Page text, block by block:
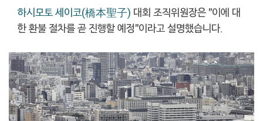
하시모토 세이코(橋本聖子) 대회 조직위원장은 "이에 대
한 환불 절차를 곧 진행할 예정"이라고 설명했습니다.